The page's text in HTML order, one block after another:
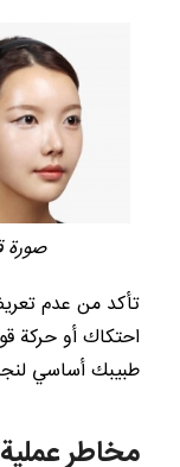
صورة
تأكد من عدم
احتكاك أو حركة
طبيبك أساسي
مخاطر